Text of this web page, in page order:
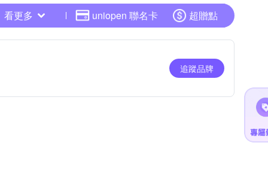
看更多 uniopen 聯名卡 超贈點
追蹤品牌